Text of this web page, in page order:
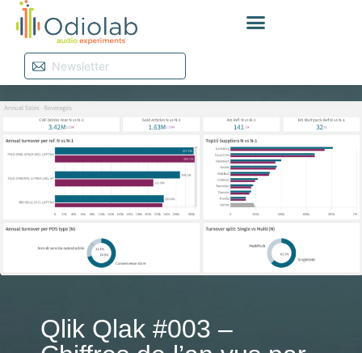
Qlik Qlak #003 –